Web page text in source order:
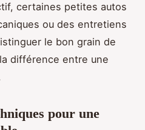
certaines petites autos
ou des entretiens
le bon grain de
différence entre une
pour une